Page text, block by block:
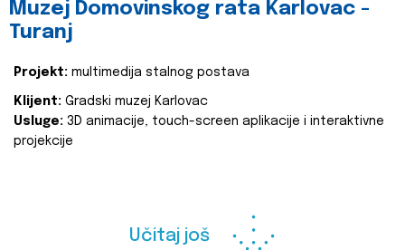
Muzej Domovinskog rata Karlovac -
Turanj
Projekt: multimedija stalnog postava
Klijent: Gradski muzej Karlovac
Usluge: 3D animacije, touch-screen aplikacije i interaktivne
projekcije
Učitaj još